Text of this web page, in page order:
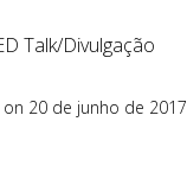
Talk/Divulgação
on 20 de junho de 2017